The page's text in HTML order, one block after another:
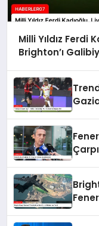
Milli Yıldız Ferdi
Brighton’ı